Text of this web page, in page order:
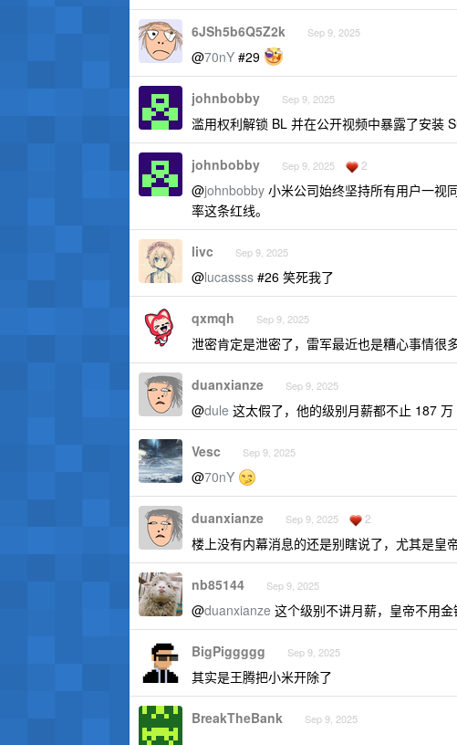
6JSh5b6Q5Z2k Sep 9, 2025
@70nY #29
johnbobby Sep 9, 2025
滥用权利解锁 BL 并在公开视频中暴露了安装
johnbobby Sep 9, 2025 2
@johnbobby 小米公司始终坚持所有用户一视
率这条红线。
livc Sep 9, 2025
@lucassss #26 笑死我了
qxmqh Sep 9, 2025
泄密肯定是泄密了，雷军最近也是糟心事情很
duanxianze Sep 9, 2025
@dule 这太假了，他的级别月薪都不止 187 万
Vesc Sep 9, 2025
@70nY
duanxianze Sep 9, 2025 2
楼上没有内幕消息的还是别瞎说了，尤其是皇
nb85144 Sep 9, 2025
@duanxianze 这个级别不讲月薪，皇帝不用金
BigPiggggg Sep 9, 2025
其实是王腾把小米开除了
BreakTheBank Sep 9, 2025